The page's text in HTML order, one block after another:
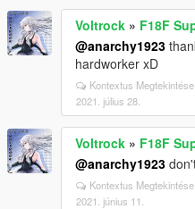
Voltrock » F18F
@anarchy1923
hardworker xD
Kontextus Megtekintése
2021. július 28.
Voltrock » F18F
@anarchy1923
Kontextus Megtekintése
2021. június 11.